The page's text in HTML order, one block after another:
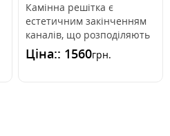
Камінна решітка є
естетичним закінченням
каналів, що розподіляють
гаряче повітря з каміна.
Вона вмо..
Ціна:: 1560грн.